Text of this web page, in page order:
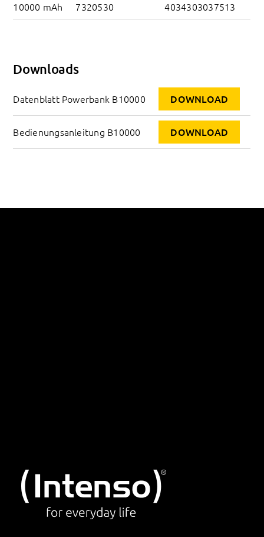
10000 mAh 7320530 4034303037513
Downloads
Datenblatt Powerbank B10000 DOWNLOAD
Bedienungsanleitung B10000 DOWNLOAD